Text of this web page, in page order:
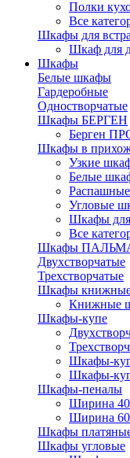
Полки
Все
Шкафы для
Шкаф для
Шкафы
Белые шкафы
Гардеробные
Одностворчатые
Шкафы БЕРГЕН
Берген
Шкафы в
Узкие
Белые
Угловые
Шкафы
Все
Шкафы
Двухстворчатые
Трехстворчатые
Шкафы
Книжные
Шкафы-купе
Шкафы-
Шкафы-
Шкафы-пеналы
Ширина
Ширина
Шкафы
Шкафы угловые